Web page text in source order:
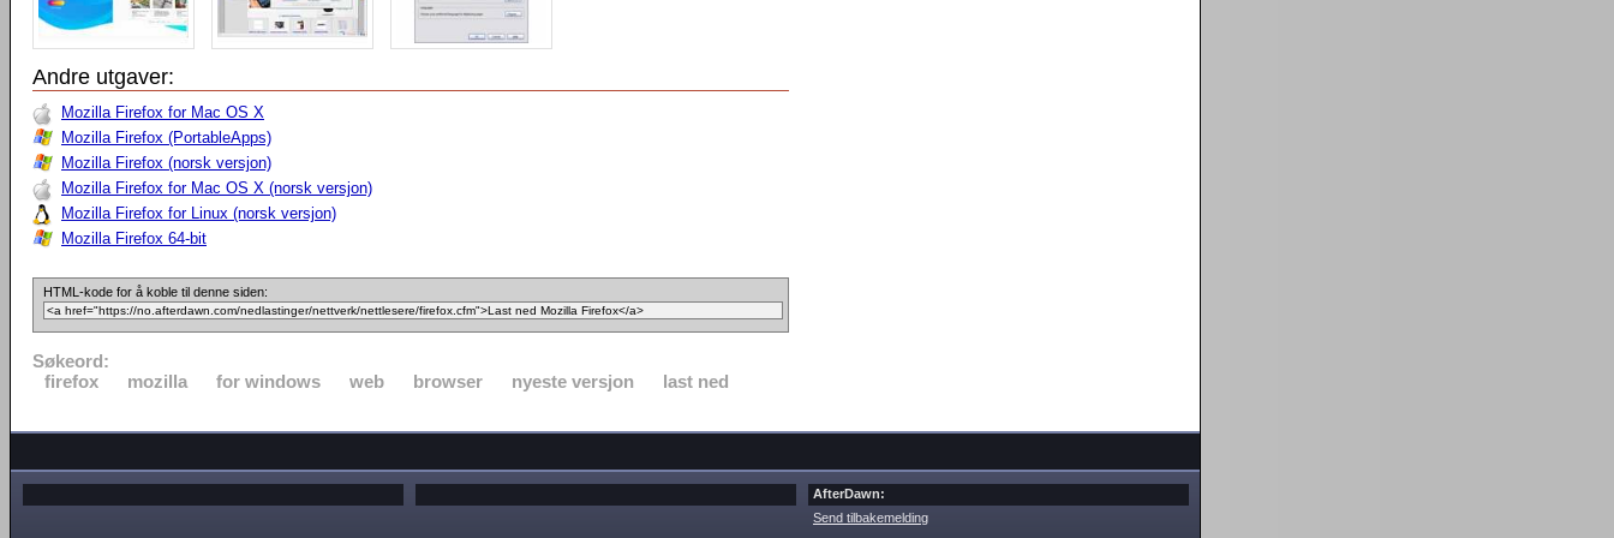
Andre utgaver:
Mozilla Firefox for Mac OS X
Mozilla Firefox (PortableApps)
Mozilla Firefox (norsk versjon)
Mozilla Firefox for Mac OS X (norsk versjon)
Mozilla Firefox for Linux (norsk versjon)
Mozilla Firefox 64-bit
HTML-kode for å koble til denne siden:
Søkeord:
firefox
mozilla for windows web browser nyeste versjon last ned
AfterDawn:
Send tilbakemelding